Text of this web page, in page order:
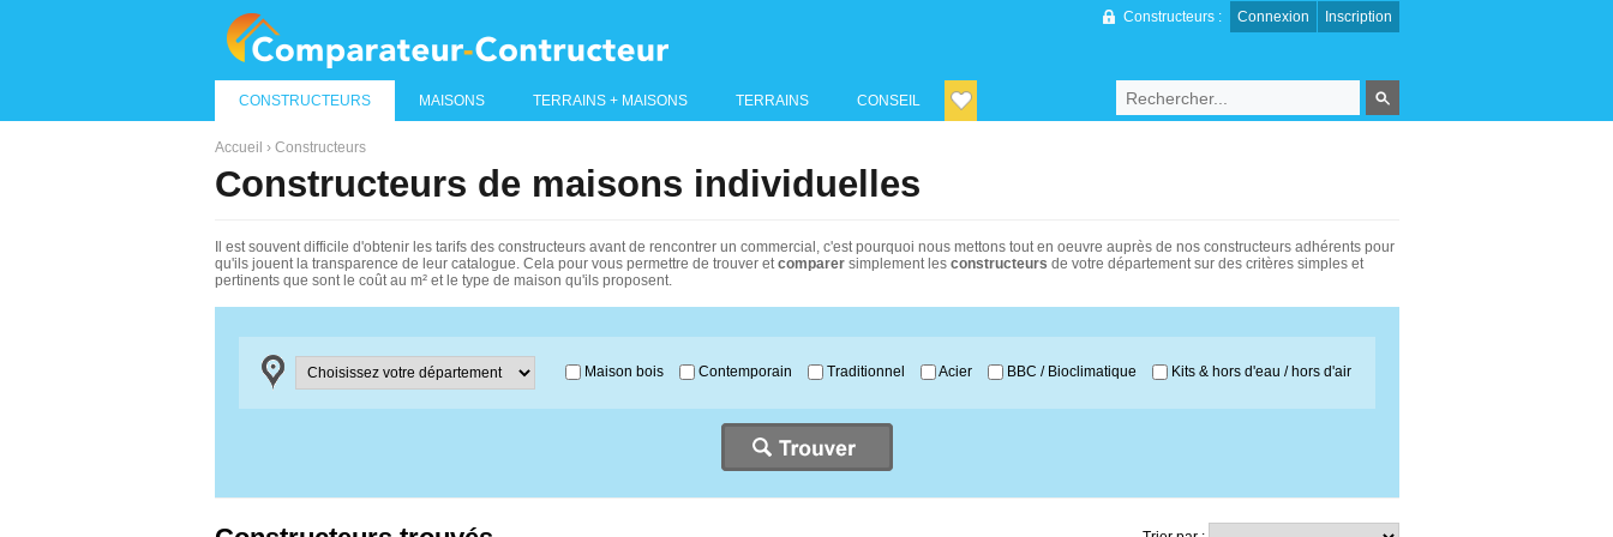
Constructeurs : Connexion Inscription
CONSTRUCTEURS MAISONS TERRAINS + MAISONS TERRAINS CONSEIL
Accueil › Constructeurs
Constructeurs de maisons individuelles
Il est souvent difficile d'obtenir les tarifs des constructeurs avant de rencontrer un commercial, c'est pourquoi nous mettons tout en oeuvre auprès de nos constructeurs adhérents pour
qu'ils jouent la transparence de leur catalogue. Cela pour vous permettre de trouver etcomparersimplement les constructeurs de votre département sur des critères simples et
pertinents que sont le coût au m² et le type de maison qu'ils proposent.
Maison bois Contemporain Traditionnel Acier BBC / Bioclimatique Kits & hors d'eau / hors d'air